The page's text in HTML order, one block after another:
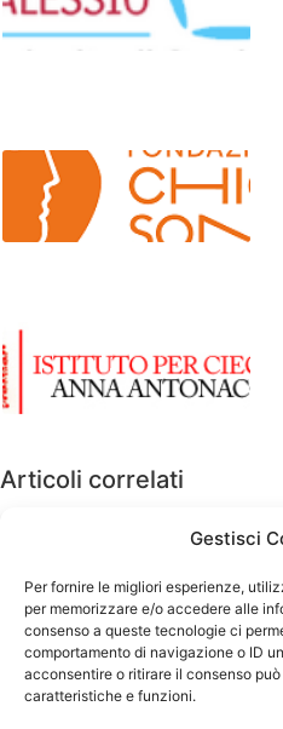
Gestisci
Per fornire le migliori esperienze,
per memorizzare e/o accedere alle
consenso a queste tecnologie ci
comportamento di navigazione o ID
acconsentire o ritirare il consenso
caratteristiche e funzioni.
Articoli correlati